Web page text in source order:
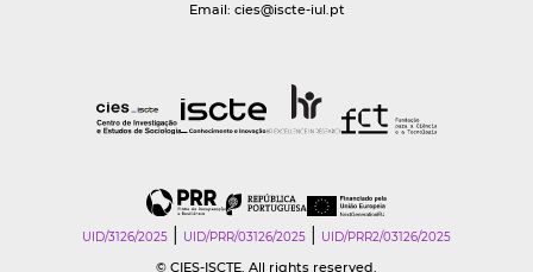
Email: cies@iscte-iul.pt
UID/3126/2025 UID/PRR/03126/2025 UID/PRR2/03126/2025
© CIES-ISCTE. All rights reserved.